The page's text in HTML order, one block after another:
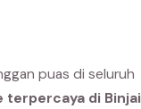
puas di seluruh
terpercaya di Binjai